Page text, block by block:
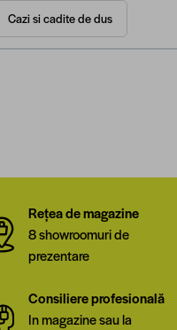
Cazi si cadite de dus
Rețea de magazine
8 showroomuri de
prezentare
Consiliere profesională
In magazine sau la